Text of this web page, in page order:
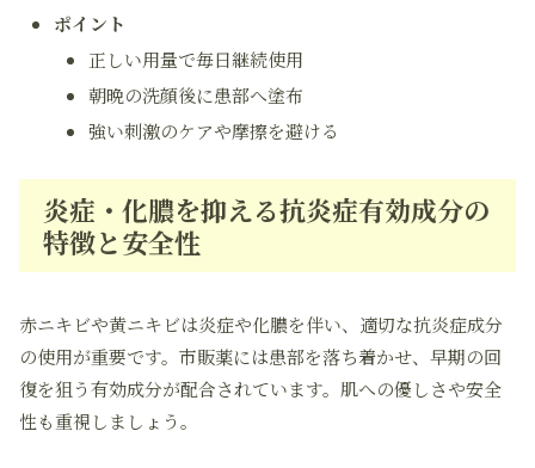
ポイント
正しい用量で毎日継続使用
朝晩の洗顔後に患部へ塗布
強い刺激のケアや摩擦を避ける
炎症・化膿を抑える抗炎症有効成分の
特徴と安全性
赤ニキビや黄ニキビは炎症や化膿を伴い、適切な抗炎症成分
の使用が重要です。市販薬には患部を落ち着かせ、早期の回
復を狙う有効成分が配合されています。肌への優しさや安全
性も重視しましょう。